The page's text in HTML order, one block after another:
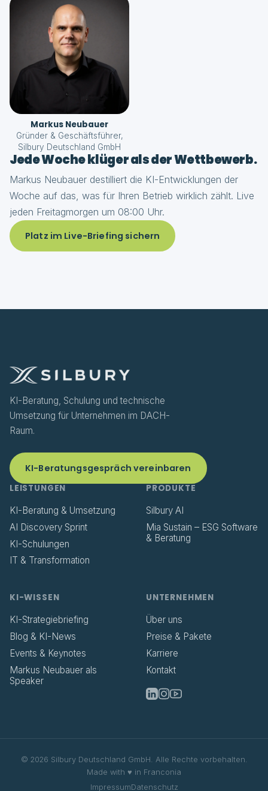
Markus Neubauer
Gründer & Geschäftsführer,
Silbury Deutschland GmbH
Jede Woche klüger als der Wettbewerb.
Markus Neubauer destilliert die KI-Entwicklungen der
Woche auf das, was für Ihren Betrieb wirklich zählt. Live
jeden Freitagmorgen um 08:00 Uhr.
Platz im Live-Briefing sichern
KI-Beratung, Schulung und technische
Umsetzung für Unternehmen im DACH-
Raum.
KI-Beratungsgespräch vereinbaren
LEISTUNGEN
KI-Beratung & Umsetzung
AI Discovery Sprint
KI-Schulungen
IT & Transformation
PRODUKTE
Silbury AI
Mia Sustain – ESG Software
& Beratung
KI-WISSEN
KI-Strategiebriefing
Blog & KI-News
Events & Keynotes
Markus Neubauer als
Speaker
UNTERNEHMEN
Über uns
Preise & Pakete
Karriere
Kontakt
© 2026 Silbury Deutschland GmbH. Alle Rechte vorbehalten.
Made with ♥ in Franconia
ImpressumDatenschutz